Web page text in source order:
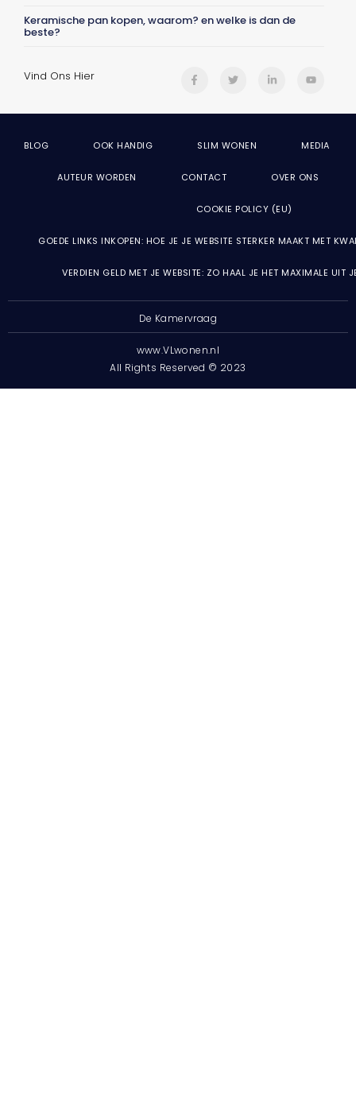
Keramische pan kopen, waarom? en welke is dan de
beste?
Vind Ons Hier
BLOG OOK HANDIG SLIM WONEN MEDIA
AUTEUR WORDEN CONTACT OVER ONS
COOKIE POLICY (EU)
GOEDE LINKS INKOPEN: HOE JE JE WEBSITE STERKER MAAKT MET
VERDIEN GELD MET JE WEBSITE: ZO HAAL JE HET MAXIMALE UIT
De Kamervraag
www.VLwonen.nl
All Rights Reserved © 2023